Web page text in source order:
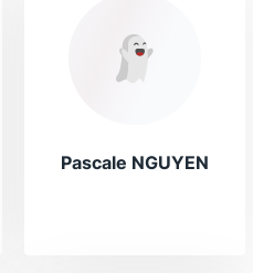
Pascale NGUYEN